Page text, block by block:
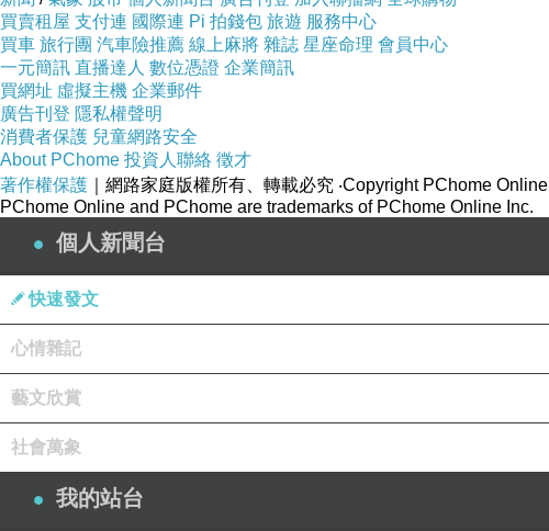
買賣租屋 支付連 國際連 Pi 拍錢包 旅遊 服務中心
買車 旅行團 汽車險推薦 線上麻將 雜誌 星座命理 會員中心
一元簡訊 直播達人 數位憑證 企業簡訊
買網址 虛擬主機 企業郵件
廣告刊登 隱私權聲明
消費者保護 兒童網路安全
About PChome 投資人聯絡 徵才
著作權保護 ｜網路家庭版權所有、轉載必究 ‧Copyright PChome Online
PChome Online and PChome are trademarks of PChome Online Inc.
個人新聞台
快速發文
心情雜記
藝文欣賞
社會萬象
我的站台